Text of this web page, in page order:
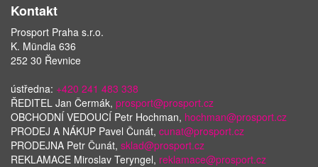
Kontakt
Prosport Praha s.r.o.
K. Mündla 636
252 30 Řevnice
ústředna: +420 241 483 338
ŘEDITEL Jan Čermák, prosport@prosport.cz
OBCHODNÍ VEDOUCÍ Petr Hochman, hochman@prosport.cz
PRODEJ A NÁKUP Pavel Čunát, cunat@prosport.cz
PRODEJNA Petr Čunát, sklad@prosport.cz
REKLAMACE Miroslav Teryngel, reklamace@prosport.cz